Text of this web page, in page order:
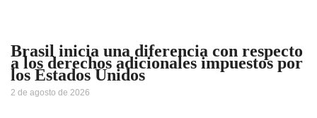
Brasil inicia una diferencia con respecto
a los derechos adicionales impuestos por
los Estados Unidos
2 de agosto de 2026